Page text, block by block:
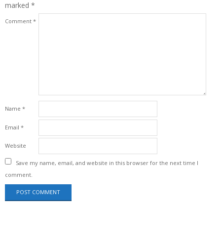
marked *
Comment *
Name *
Email *
Website
Save my name, email, and website in this browser for the next time I
comment.